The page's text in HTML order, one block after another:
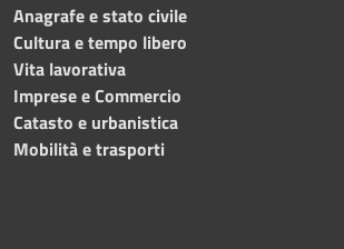
Anagrafe e stato civile
Cultura e tempo libero
Vita lavorativa
Imprese e Commercio
Catasto e urbanistica
Mobilità e trasporti